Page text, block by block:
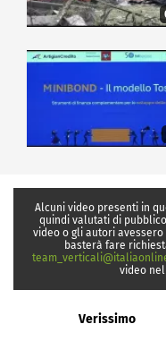
Alcuni video presenti in
quindi valutati di
video o gli autori
basterà fare
video
Verissimo